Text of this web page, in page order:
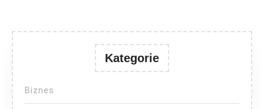
Kategorie
Biznes